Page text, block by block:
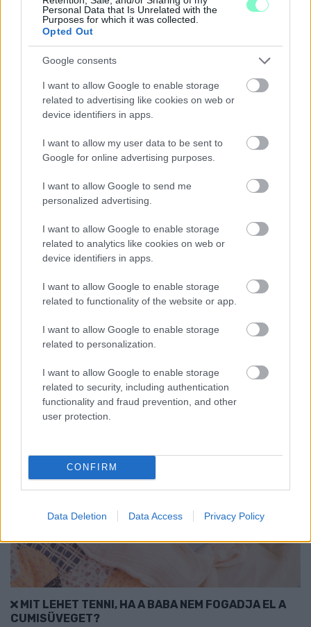
Personal Data that Is Unrelated with the
Purposes for which it was collected.
Opted Out
Google consents
I want to allow Google to enable storage
related to advertising like cookies on web or
device identifiers in apps.
I want to allow my user data to be sent to
Google for online advertising purposes.
I want to allow Google to send me
personalized advertising.
I want to allow Google to enable storage
related to analytics like cookies on web or
device identifiers in apps.
I want to allow Google to enable storage
related to functionality of the website or app.
I want to allow Google to enable storage
related to personalization.
I want to allow Google to enable storage
related to security, including authentication
functionality and fraud prevention, and other
user protection.
CONFIRM
Data Deletion Data Access Privacy Policy
GYŐR TOVÁBBRA IS TAKARÉKOSKODIK: NEM
KAPCSOLJÁK VISSZA A DÍSZKIVILÁGÍTÁST, ÉS A
Pintér Bence polgármester szerint az enyhülés csak átmeneti,
energiahasználat csökkentésére hozott városi intézkedéseket.
MIT LEHET TENNI, HA A BABA NEM FOGADJA EL A
CUMISÜVEGET?